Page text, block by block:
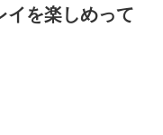
イを楽しめって